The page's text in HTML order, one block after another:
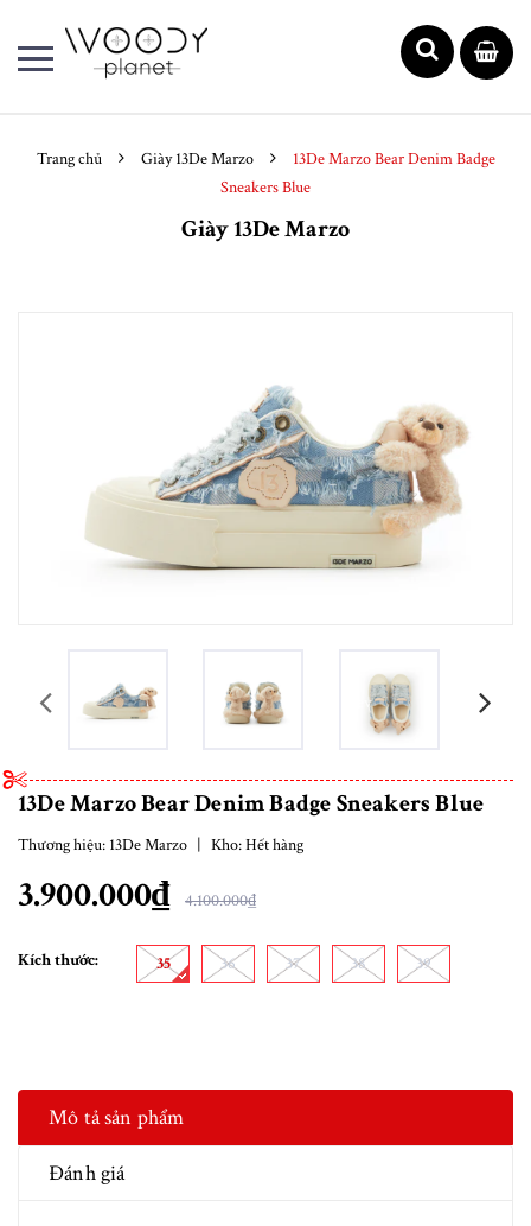
Trang chủ Giày 13De Marzo
13De Marzo Bear Denim Badge
Sneakers Blue
Giày 13De Marzo
prev
13De Marzo Bear Denim Badge Sneakers Blue
Thương hiệu: 13De Marzo | Kho:Hết hàng
3.900.000₫ 4.100.000₫
Kích thước: 35 36 37 38 39
Mô tả sản phẩm
Đánh giá